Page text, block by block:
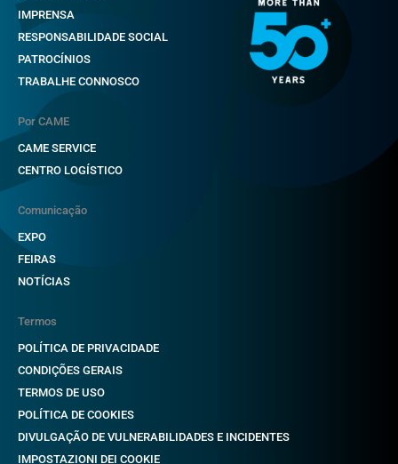
IMPRENSA
RESPONSABILIDADE SOCIAL
PATROCÍNIOS
TRABALHE CONNOSCO
Por CAME
CAME SERVICE
CENTRO LOGÍSTICO
Comunicação
EXPO
FEIRAS
NOTÍCIAS
Termos
POLÍTICA DE PRIVACIDADE
CONDIÇÕES GERAIS
TERMOS DE USO
POLÍTICA DE COOKIES
DIVULGAÇÃO DE VULNERABILIDADES E INCIDENTES
IMPOSTAZIONI DEI COOKIE